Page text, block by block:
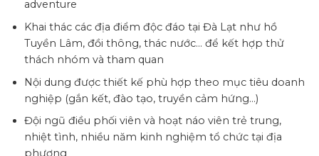
adventure
Khai thác các địa điểm độc đáo tại Đà Lạt như hồ
Tuyền Lâm, đồi thông, thác nước… để kết hợp thử
thách nhóm và tham quan
Nội dung được thiết kế phù hợp theo mục tiêu doanh
nghiệp (gắn kết, đào tạo, truyền cảm hứng…)
Đội ngũ điều phối viên và hoạt náo viên trẻ trung,
nhiệt tình, nhiều năm kinh nghiệm tổ chức tại địa
phương